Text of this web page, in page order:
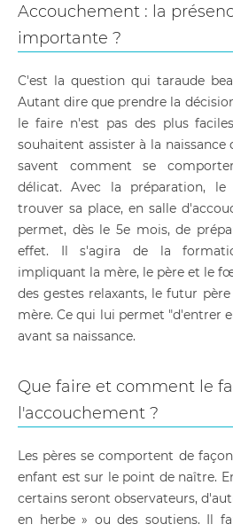
Accouchement : la
importante ?
C'est la question qui taraude
Autant dire que prendre la
le faire n'est pas des plus
souhaitent assister à la naissance
savent comment se
délicat. Avec la préparation,
trouver sa place, en salle
permet, dès le 5e mois, de
effet. Il s'agira de la
impliquant la mère, le père et le
des gestes relaxants, le futur
mère. Ce qui lui permet "d'entrer
avant sa naissance.
Que faire et comment le
l'accouchement ?
Les pères se comportent de
enfant est sur le point de naître.
certains seront observateurs,
en herbe » ou des soutiens. Il